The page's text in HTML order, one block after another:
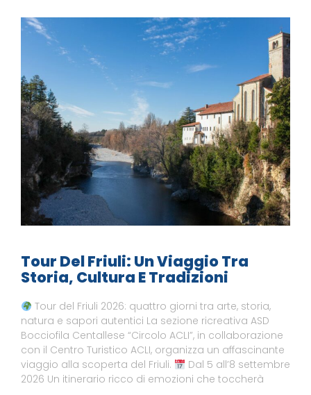
Tour Del Friuli: Un Viaggio Tra
Storia, Cultura E Tradizioni
Tour del Friuli 2026: quattro giorni tra arte, storia,
natura e sapori autentici La sezione ricreativa ASD
Bocciofila Centallese “Circolo ACLI”, in collaborazione
con il Centro Turistico ACLI, organizza un affascinante
viaggio alla scoperta del Friuli.
Dal 5 all’8 settembre
2026 Un itinerario ricco di emozioni che toccherà